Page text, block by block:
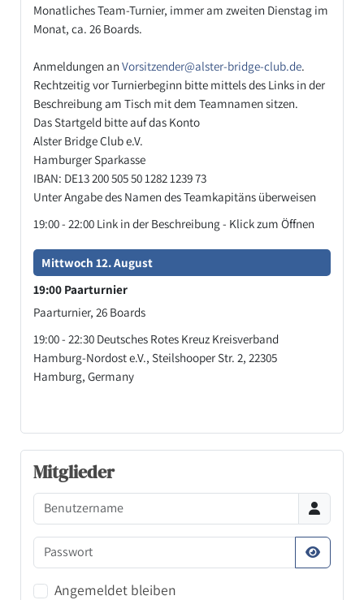
Monatliches Team-Turnier, immer am zweiten Dienstag im
Monat, ca. 26 Boards.
Anmeldungen an Vorsitzender@alster-bridge-club.de.
Rechtzeitig vor Turnierbeginn bitte mittels des Links in der
Beschreibung am Tisch mit dem Teamnamen sitzen.
Das Startgeld bitte auf das Konto
Alster Bridge Club e.V.
Hamburger Sparkasse
IBAN: DE13 200 505 50 1282 1239 73
Unter Angabe des Namen des Teamkapitäns überweisen
19:00- 22:00 Link in der Beschreibung - Klick zum Öffnen
Mittwoch 12. August
19:00 Paarturnier
Paarturnier, 26 Boards
19:00- 22:30 Deutsches Rotes Kreuz Kreisverband
Hamburg-Nordost e.V., Steilshooper Str. 2, 22305
Hamburg, Germany
Mitglieder
Benutzername
Passwort
Angemeldet bleiben